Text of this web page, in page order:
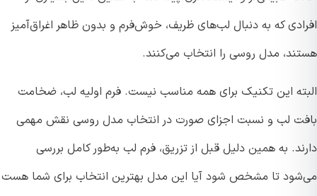
که به دنبال لب‌های ظریف، خوش‌فرم و بدون ظاهر اغراق‌آمیز
مدل روسی را انتخاب می‌کنند.
این تکنیک برای همه مناسب نیست. فرم اولیه لب، ضخامت
لب و نسبت اجزای صورت در انتخاب مدل روسی نقش مهمی
به همین دلیل قبل از تزریق، فرم لب به‌طور کامل بررسی
تا مشخص شود آیا این مدل بهترین انتخاب برای شما هست